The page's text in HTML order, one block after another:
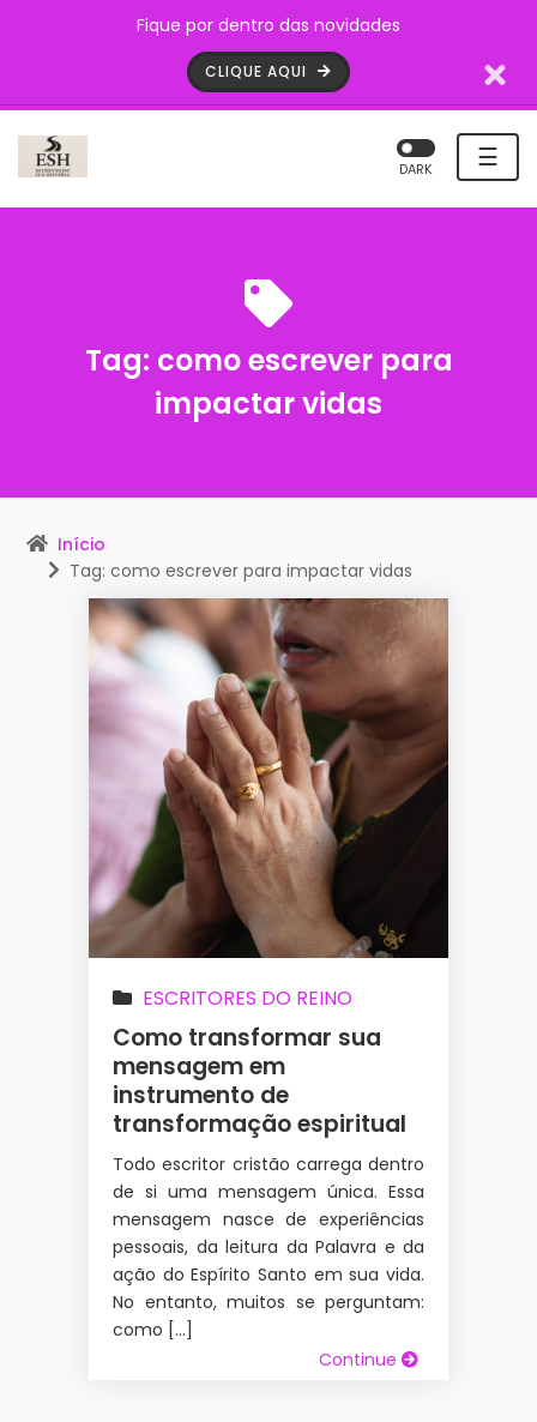
Fique por dentro das novidades
CLIQUE AQUI
☰
DARK
Tag: como escrever para
impactar vidas
Início
Tag: como escrever para impactar vidas
ESCRITORES DO REINO
Como transformar sua
mensagem em
instrumento de
transformação espiritual
Todo escritor cristão carrega dentro
de si uma mensagem única. Essa
mensagem nasce de experiências
pessoais, da leitura da Palavra e da
ação do Espírito Santo em sua vida.
No entanto, muitos se perguntam:
como […]
Continue